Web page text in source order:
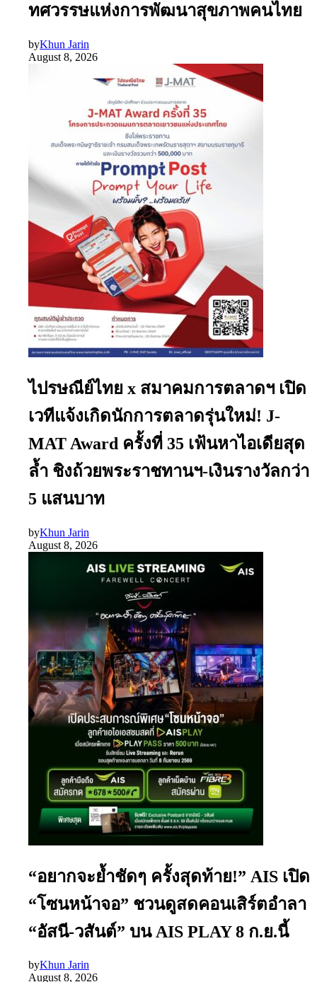
ทศวรรษแห่งการพัฒนาสุขภาพคนไทย
byKhun Jarin
August 8, 2026
ไปรษณีย์ไทย x สมาคมการตลาดฯ เปิด
เวทีแจ้งเกิดนักการตลาดรุ่นใหม่! J-
MAT Award ครั้งที่ 35 เฟ้นหาไอเดียสุด
ล้ำ ชิงถ้วยพระราชทานฯ-เงินรางวัลกว่า
5 แสนบาท
byKhun Jarin
August 8, 2026
“อยากจะย้ำชัดๆ ครั้งสุดท้าย!” AIS เปิด
“โซนหน้าจอ” ชวนดูสดคอนเสิร์ตอำลา
“อัสนี-วสันต์” บน AIS PLAY 8 ก.ย.นี้
byKhun Jarin
August 8, 2026